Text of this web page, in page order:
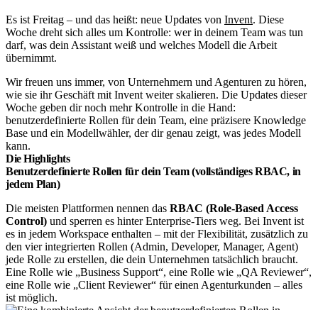
Es ist Freitag – und das heißt: neue Updates von Invent. Diese
Woche dreht sich alles um Kontrolle: wer in deinem Team was tun
darf, was dein Assistant weiß und welches Modell die Arbeit
übernimmt.
Wir freuen uns immer, von Unternehmern und Agenturen zu hören,
wie sie ihr Geschäft mit Invent weiter skalieren. Die Updates dieser
Woche geben dir noch mehr Kontrolle in die Hand:
benutzerdefinierte Rollen für dein Team, eine präzisere Knowledge
Base und ein Modellwähler, der dir genau zeigt, was jedes Modell
kann.
Die Highlights
Benutzerdefinierte Rollen für dein Team (vollständiges RBAC, in
jedem Plan)
Die meisten Plattformen nennen das RBAC (Role-Based Access
Control) und sperren es hinter Enterprise-Tiers weg. Bei Invent ist
es in jedem Workspace enthalten – mit der Flexibilität, zusätzlich zu
den vier integrierten Rollen (Admin, Developer, Manager, Agent)
jede Rolle zu erstellen, die dein Unternehmen tatsächlich braucht.
Eine Rolle wie „Business Support“, eine Rolle wie „QA Reviewer“,
eine Rolle wie „Client Reviewer“ für einen Agenturkunden – alles
ist möglich.